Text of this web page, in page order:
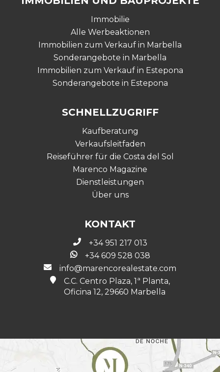
Immobilie
Alle Werbeaktionen
Immobilien zum Verkauf in Marbella
Sonderangebote in Marbella
Immobilien zum Verkauf in Estepona
Sonderangebote in Estepona
SCHNELLZUGRIFF
Kaufberatung
Verkaufsleitfaden
Reiseführer für die Costa del Sol
Marenco Magazine
Dienstleistungen
Über uns
KONTAKT
+34 951 217 013
+34 609 528 038
info@marencorealestate.com
C.C. Centro Plaza, 1ª Planta,
Oficina 12, 29660 Marbella